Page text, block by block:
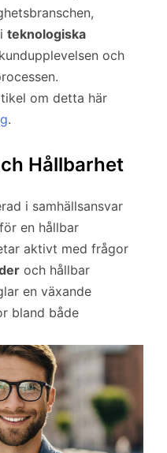
teknologiska
och
om detta här
.
Hållbarhet
i samhällsansvar
en hållbar
aktivt med frågor
och hållbar
en växande
bland både